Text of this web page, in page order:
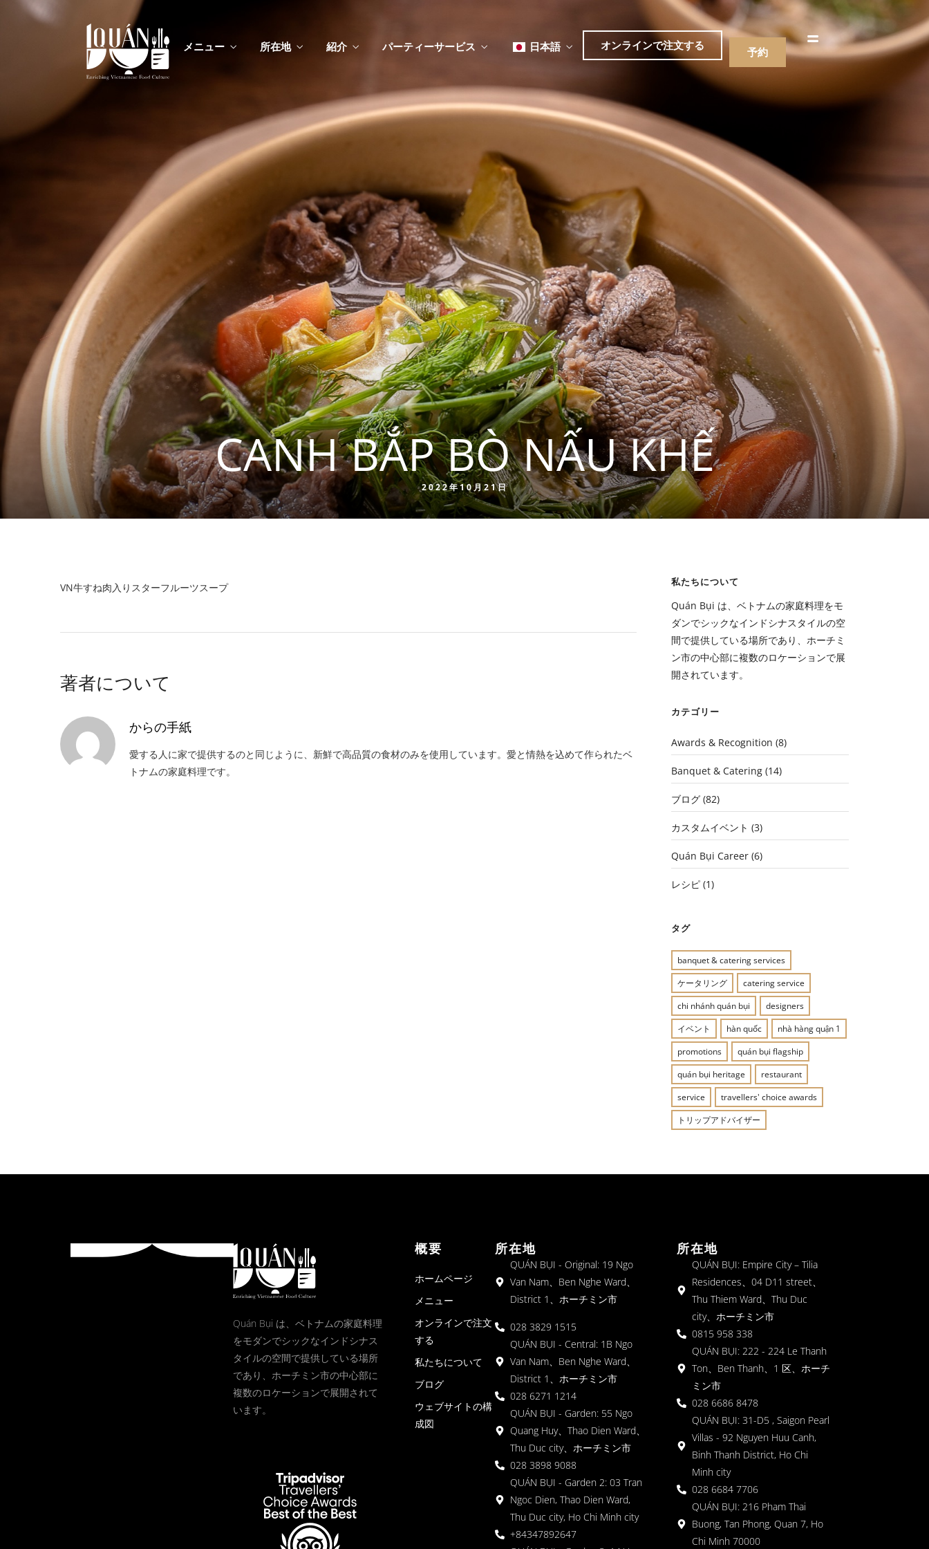
メニュー
メニュー
カスタムイベント メニュー
飲み物
所在地 紹介 パーティーサービス 日本語
Tiếng Việt
한국어
オンラインで注文する 予約
メニュー
カスタムイベント メニュー
飲み物
简体中文
CANH BẮP BÒ NẤU KHẾ
2022年10月21日
VN牛すね肉入りスターフルーツスープ
著者について
からの手紙
愛する人に家で提供するのと同じように、新鮮で高品質の食材のみを使用しています。愛と情熱を込めて作られたベ
トナムの家庭料理です。
私たちについて
Quán Bụi は、ベトナムの家庭料理をモ
ダンでシックなインドシナスタイルの空
間で提供している場所であり、ホーチミ
ン市の中心部に複数のロケーションで展
開されています。
カテゴリー
Awards & Recognition (8)
Banquet & Catering (14)
ブログ (82)
カスタムイベント (3)
Quán Bụi Career (6)
レシピ (1)
タグ
banquet & catering services
ケータリング
catering service
chi nhánh quán bụi
designers
イベント
hàn quốc
nhà hàng quận 1
promotions
quán bụi flagship
quán bụi heritage
restaurant
service
travellers' choice awards
トリップアドバイザー
Quán Bụi は、ベトナムの家庭料理
をモダンでシックなインドシナス
タイルの空間で提供している場所
であり、ホーチミン市の中心部に
複数のロケーションで展開されて
います。
概要
ホームページ
メニュー
オンラインで注文
する
私たちについて
ブログ
ウェブサイトの構
成図
所在地
QUÁN BỤI - Original: 19 Ngo
Van Nam、Ben Nghe Ward、
District 1、ホーチミン市
028 3829 1515
QUÁN BỤI - Central: 1B Ngo
Van Nam、Ben Nghe Ward、
District 1、ホーチミン市
028 6271 1214
QUÁN BỤI - Garden: 55 Ngo
Quang Huy、Thao Dien Ward、
Thu Duc city、ホーチミン市
028 3898 9088
QUÁN BỤI - Garden 2: 03 Tran
Ngoc Dien, Thao Dien Ward,
Thu Duc city, Ho Chi Minh city
+84347892647
所在地
QUÁN BỤI: Empire City – Tilia
Residences、04 D11 street、
Thu Thiem Ward、Thu Duc
city、ホーチミン市
0815 958 338
QUÁN BỤI: 222 - 224 Le Thanh
Ton、Ben Thanh、1 区、ホーチ
ミン市
028 6686 8478
QUÁN BỤI: 31-D5 , Saigon Pearl
Villas - 92 Nguyen Huu Canh,
Binh Thanh District, Ho Chi
Minh city
028 6684 7706
QUÁN BỤI: 216 Pham Thai
Buong, Tan Phong, Quan 7, Ho
Chi Minh 70000